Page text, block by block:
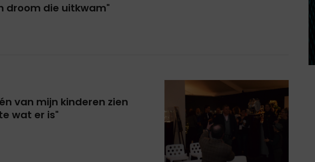
droom die uitkwam"
van mijn kinderen zien
wat er is"